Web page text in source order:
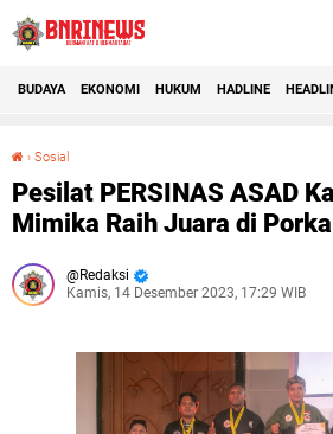
BUDAYA EKONOMI HUKUM HADLINE
› Sosial
Pesilat PERSINAS ASAD
Mimika Raih Juara di
Redaksi
Kamis, 14 Desember 2023, 17:29 WIB